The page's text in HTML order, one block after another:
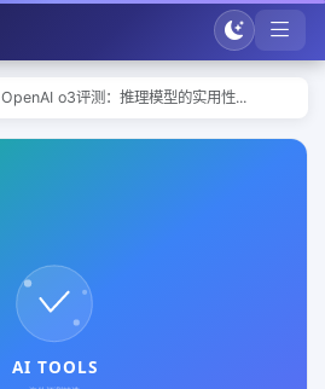
OpenAI o3评测：推理模型的实用性...